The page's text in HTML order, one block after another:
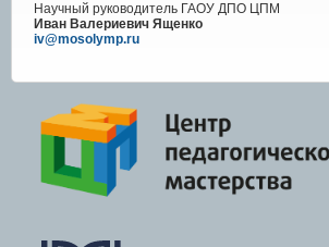
Научный руководитель ГАОУ ДПО ЦПМ
Иван Валериевич Ященко
iv@mosolymp.ru